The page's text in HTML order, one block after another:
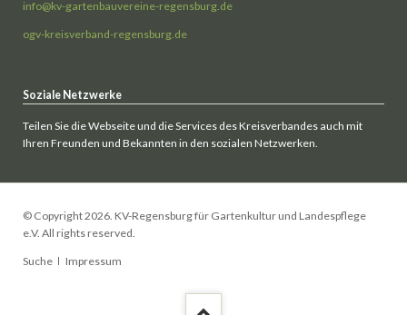
info@kv-gartenbauvereine-regensburg.de
ogv-kreisverband-regensburg.de
Soziale Netzwerke
Teilen Sie die Webseite und die Services des Kreisverbandes auch mit
Ihren Freunden und Bekannten in den sozialen Netzwerken.
© Copyright 2026. KV-Regensburg für Gartenkultur und Landespflege
e.V. All rights reserved.
Navigation
Suche Impressum